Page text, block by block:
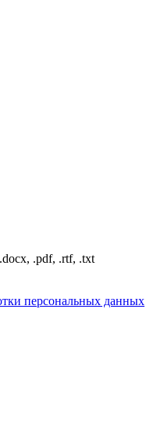
.pdf, .rtf, .txt
персональных данных